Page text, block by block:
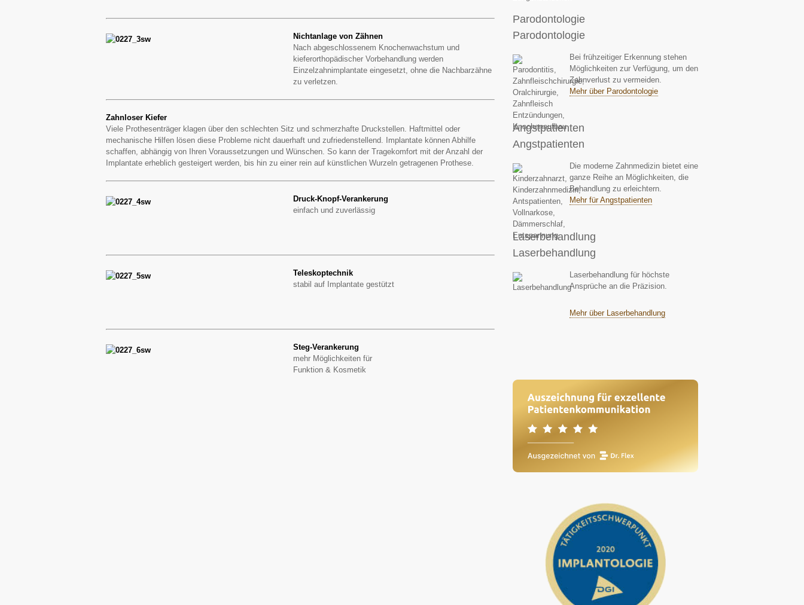
Nichtanlage von Zähnen
Nach abgeschlossenem Knochenwachstum und
kieferorthopädischer Vorbehandlung werden
Einzelzahnimplantate eingesetzt, ohne die Nachbarzähne
zu verletzen.
Zahnloser Kiefer
Viele Prothesenträger klagen über den schlechten Sitz und schmerzhafte Druckstellen. Haftmittel oder
mechanische Hilfen lösen diese Probleme nicht dauerhaft und zufriedenstellend. Implantate können Abhilfe
schaffen, abhängig von Ihren Voraussetzungen und Wünschen. So kann der Tragekomfort mit der Anzahl der
Implantate erheblich gesteigert werden, bis hin zu einer rein auf künstlichen Wurzeln getragenen Prothese.
Druck-Knopf-Verankerung
einfach und zuverlässig
Teleskoptechnik
stabil auf Implantate gestützt
Steg-Verankerung
mehr Möglichkeiten für
Funktion & Kosmetik
Parodontologie
Parodontologie
Bei frühzeitiger Erkennung stehen
Möglichkeiten zur Verfügung, um den
Zahnverlust zu vermeiden.
Mehr über Parodontologie
Angstpatienten
Angstpatienten
Die moderne Zahnmedizin bietet eine
ganze Reihe an Möglichkeiten, die
Behandlung zu erleichtern.
Mehr für Angstpatienten
Laserbehandlung
Laserbehandlung
Laserbehandlung für höchste
Ansprüche an die Präzision.
Mehr über Laserbehandlung